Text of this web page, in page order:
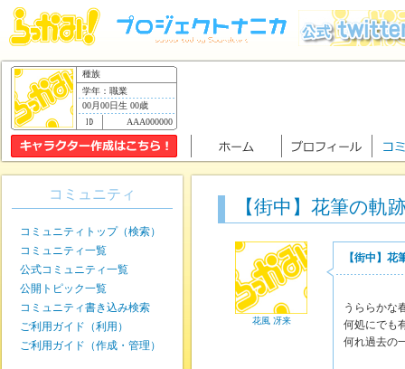
種族
学年：職業
00月00日生 00歳
AAA000000
【街中】花筆の軌
花風 冴来
【街中】花
うららかな
何処にでも
何れ過去の
コミュニティ
コミュニティトップ（検索）
コミュニティ一覧
公式コミュニティ一覧
公開トピック一覧
コミュニティ書き込み検索
ご利用ガイド（利用）
ご利用ガイド（作成・管理）